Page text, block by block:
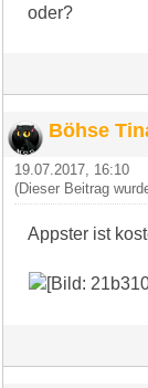
oder?
Böhse
19.07.2017, 16:10
(Dieser Beitrag
Appster ist